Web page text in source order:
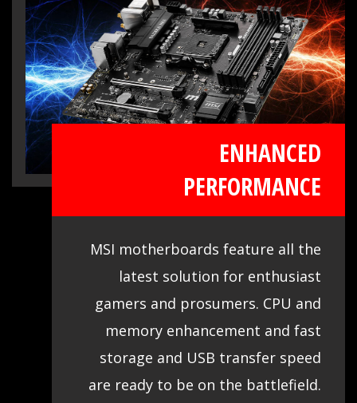
madre y alcanzar la victoria en el juego.
Además, la BIOS contiene todas las
últimas opciones y es fácil de utilizar
para todos. Las variadas funcionalidades
te permiten ajustar tu sistema para el
máximo desempeño durante el juego.
ENHANCED
PERFORMANCE
MSI motherboards feature all the
latest solution for enthusiast
gamers and prosumers. CPU and
memory enhancement and fast
storage and USB transfer speed
are ready to be on the battlefield.